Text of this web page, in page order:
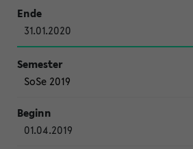
31.01.2020
SoSe 2019
01.04.2019